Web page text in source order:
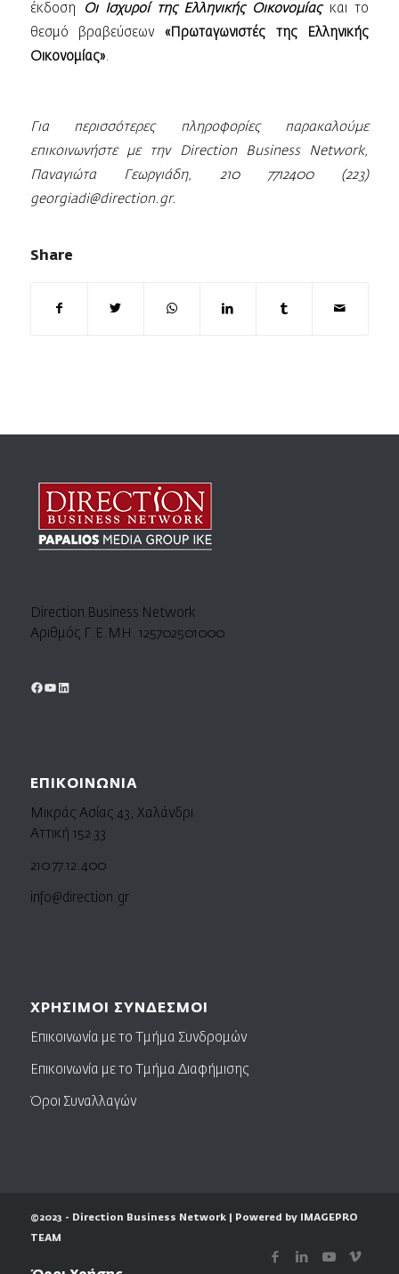
έκδοση
Οι Ισχυροί της Ελληνικής Οικονομίας
και το
θεσμό βραβεύσεων «Πρωταγωνιστές της Ελληνικής
Οικονομίας».
Για περισσότερες πληροφορίες παρακαλούμε
επικοινωνήστε με την
Direction Business Network,
Παναγιώτα Γεωργιάδη, 210 7712400 (223)
georgiadi@direction. gr.
Share
Direction Business Network
Αριθμός Γ.Ε.ΜΗ. 125702501000
ΕΠΙΚΟΙΝΩΝΙΑ
Μικράς Ασίας 43, Χαλάνδρι
Αττική 152 33
210 77.12.400
info@direction.gr
ΧΡΗΣΙΜΟΙ ΣΥΝΔΕΣΜΟΙ
Επικοινωνία με το Τμήμα Συνδρομών
Επικοινωνία με το Τμήμα Διαφήμισης
Όροι Συναλλαγών
©2023 - Direction Business Network | Powered by IMAGEPRO
TEAM